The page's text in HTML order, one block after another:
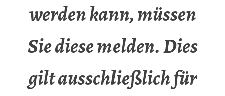
werden kann, müssen
Sie diese melden. Dies
gilt ausschließlich für